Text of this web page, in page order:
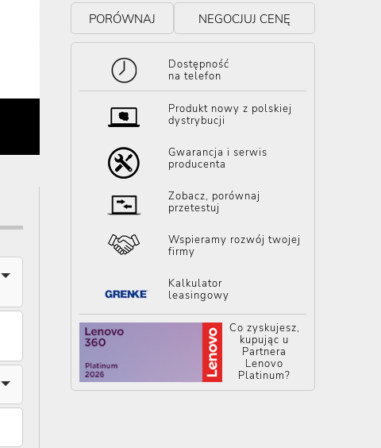
PORÓWNAJ NEGOCJUJ CENĘ
Dostępność
na telefon
Produkt nowy z polskiej
dystrybucji
Gwarancja i serwis
producenta
Zobacz, porównaj
przetestuj
Wspieramy rozwój twojej
firmy
Kalkulator
leasingowy
Co zyskujesz,
kupując u
Partnera
Lenovo
Platinum?